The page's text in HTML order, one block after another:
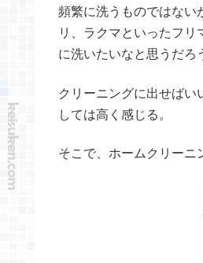
頻繁に洗うものではない
リ、ラクマといったフ
に洗いたいなと思うだろ
クリーニングに出せばい
しては高く感じる。
そこで、ホームクリーニ